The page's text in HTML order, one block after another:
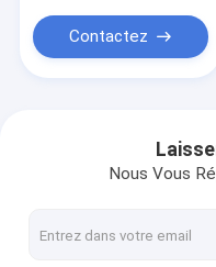
Contactez
Nous Vous